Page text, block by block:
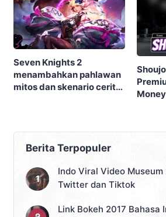
Seven Knights 2
menambahkan pahlawan
mitos dan skenario cerita
Money
Berita Terpopuler
Indo Viral Video
Twitter dan Tiktok
Link Bokeh 2017 Bahasa